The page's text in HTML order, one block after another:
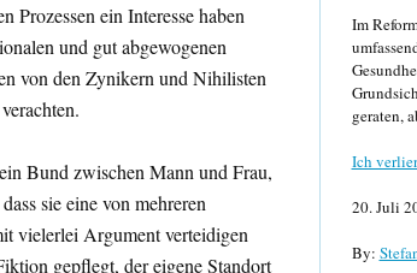
Prozessen ein Interesse haben
und gut abgewogenen
von den Zynikern und Nihilisten
Bund zwischen Mann und Frau,
sie eine von mehreren
vielerlei Argument verteidigen
gepflegt, der eigene Standort
Im
geraten,
Ich
20. Juli
By: